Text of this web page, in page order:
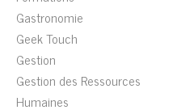
Gastronomie
Geek Touch
Gestion
Gestion des Ressources
Humaines